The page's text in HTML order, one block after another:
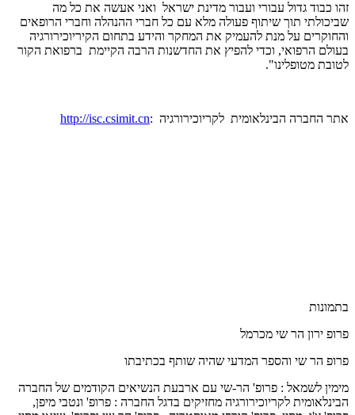
זהו כבוד גדול עבורי ועבור מדינת ישראל ואני אעשה את כל מה
שביכולתי תוך שיתוף פעולה מלא עם כל חברי ההנהלה וחברי הרופאים
והחוקרים על מנת להעמיק את המחקר והידע בתחום הקיריוכירורגיה
בעולם הרפואי, וכדי להפיץ את החדשנות הרבה הקיימת ברפואת הקור
לטובת מטופלינו".
אתר החברה הבינלאומית לקריוכירורגיה :http://isc.csimit.cn
בתמונות
פרופ ירון הר שי מכרמל
פרופ הר שי והספר המדעי שהיה שותף בכתיבתו
מימין לשמאל : פרופ' הר-שי עם ארבעת הנשיאים הקודמים של החברה
הבינלאומית לקריוכירורגיה מחזיקים בדגל החברה : פרופ' ונטבי מיפן,